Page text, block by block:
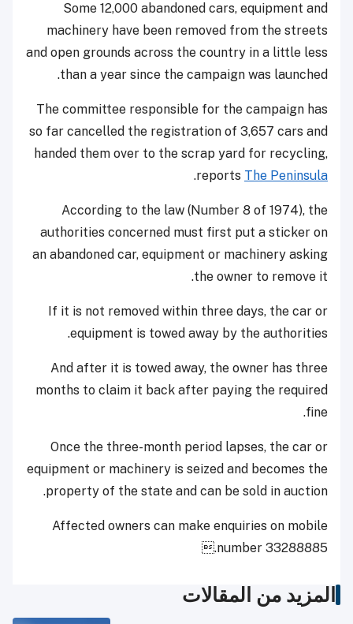
Some 12,000 abandoned cars, equipment and
machinery have been removed from the streets
and open grounds across the country in a little less
than a year since the campaign was launched.
The committee responsible for the campaign has
so far cancelled the registration of 3,657 cars and
handed them over to the scrap yard for recycling,
reports The Peninsula
.
According to the law (Number 8 of 1974), the
authorities concerned must first put a sticker on
an abandoned car, equipment or machinery asking
the owner to remove it.
If it is not removed within three days, the car or
equipment is towed away by the authorities.
And after it is towed away, the owner has three
months to claim it back after paying the required
fine.
Once the three-month period lapses, the car or
equipment or machinery is seized and becomes the
property of the state and can be sold in auction.
Affected owners can make enquiries on mobile
number 33288885.
المزيد من المقالات